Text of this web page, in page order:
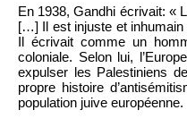
En 1938, Gandhi écrivait: «
[…] Il est injuste et inhumain
Il écrivait comme un
coloniale. Selon lui,
expulser les Palestiniens
propre histoire
population juive européenne.